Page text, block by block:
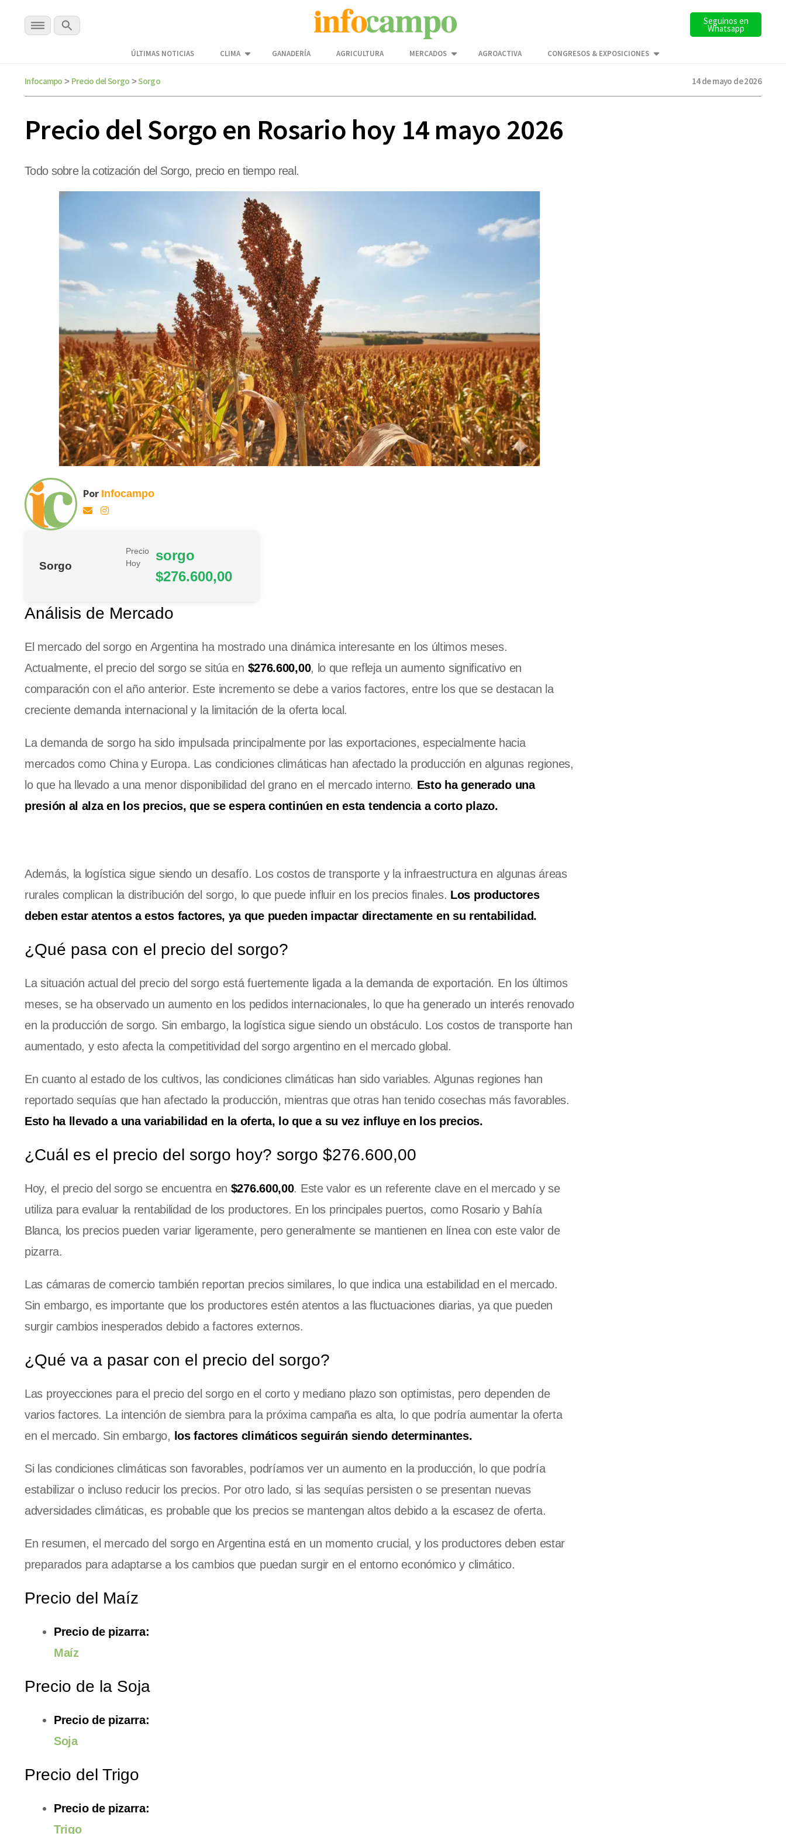
Seguinos en
Whatsapp
ÚLTIMAS NOTICIAS CLIMA GANADERÍA AGRICULTURA MERCADOS AGROACTIVA CONGRESOS & EXPOSICIONES
Infocampo > Precio del Sorgo >Sorgo 14 de mayo de 2026
Precio del Sorgo en Rosario hoy 14 mayo 2026
Todo sobre la cotización del Sorgo, precio en tiempo real.
Por Infocampo
Sorgo
Precio
Hoy
sorgo
$276.600,00
Análisis de Mercado
El mercado del sorgo en Argentina ha mostrado una dinámica interesante en los últimos meses.
Actualmente, el precio del sorgo se sitúa en $276.600,00, lo que refleja un aumento significativo en
comparación con el año anterior. Este incremento se debe a varios factores, entre los que se destacan la
creciente demanda internacional y la limitación de la oferta local.
La demanda de sorgo ha sido impulsada principalmente por las exportaciones, especialmente hacia
mercados como China y Europa. Las condiciones climáticas han afectado la producción en algunas regiones,
lo que ha llevado a una menor disponibilidad del grano en el mercado interno. Esto ha generado una
presión al alza en los precios, que se espera continúen en esta tendencia a corto plazo.
Además, la logística sigue siendo un desafío. Los costos de transporte y la infraestructura en algunas áreas
rurales complican la distribución del sorgo, lo que puede influir en los precios finales. Los productores
deben estar atentos a estos factores, ya que pueden impactar directamente en su rentabilidad.
¿Qué pasa con el precio del sorgo?
La situación actual del precio del sorgo está fuertemente ligada a la demanda de exportación. En los últimos
meses, se ha observado un aumento en los pedidos internacionales, lo que ha generado un interés renovado
en la producción de sorgo. Sin embargo, la logística sigue siendo un obstáculo. Los costos de transporte han
aumentado, y esto afecta la competitividad del sorgo argentino en el mercado global.
En cuanto al estado de los cultivos, las condiciones climáticas han sido variables. Algunas regiones han
reportado sequías que han afectado la producción, mientras que otras han tenido cosechas más favorables.
Esto ha llevado a una variabilidad en la oferta, lo que a su vez influye en los precios.
¿Cuál es el precio del sorgo hoy? sorgo $276.600,00
Hoy, el precio del sorgo se encuentra en $276.600,00. Este valor es un referente clave en el mercado y se
utiliza para evaluar la rentabilidad de los productores. En los principales puertos, como Rosario y Bahía
Blanca, los precios pueden variar ligeramente, pero generalmente se mantienen en línea con este valor de
pizarra.
Las cámaras de comercio también reportan precios similares, lo que indica una estabilidad en el mercado.
Sin embargo, es importante que los productores estén atentos a las fluctuaciones diarias, ya que pueden
surgir cambios inesperados debido a factores externos.
¿Qué va a pasar con el precio del sorgo?
Las proyecciones para el precio del sorgo en el corto y mediano plazo son optimistas, pero dependen de
varios factores. La intención de siembra para la próxima campaña es alta, lo que podría aumentar la oferta
en el mercado. Sin embargo, los factores climáticos seguirán siendo determinantes.
Si las condiciones climáticas son favorables, podríamos ver un aumento en la producción, lo que podría
estabilizar o incluso reducir los precios. Por otro lado, si las sequías persisten o se presentan nuevas
adversidades climáticas, es probable que los precios se mantengan altos debido a la escasez de oferta.
En resumen, el mercado del sorgo en Argentina está en un momento crucial, y los productores deben estar
preparados para adaptarse a los cambios que puedan surgir en el entorno económico y climático.
Precio del Maíz
Precio de pizarra:
Maíz
Precio de la Soja
Precio de pizarra:
Soja
Precio del Trigo
Precio de pizarra:
Trigo